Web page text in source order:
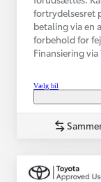
fortrydelsesret
betaling via en
forbehold for
Finansiering via
Vælg bil